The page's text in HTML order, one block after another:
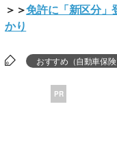
＞＞免許に「新区分
かり
おすすめ（自動車保険
PR